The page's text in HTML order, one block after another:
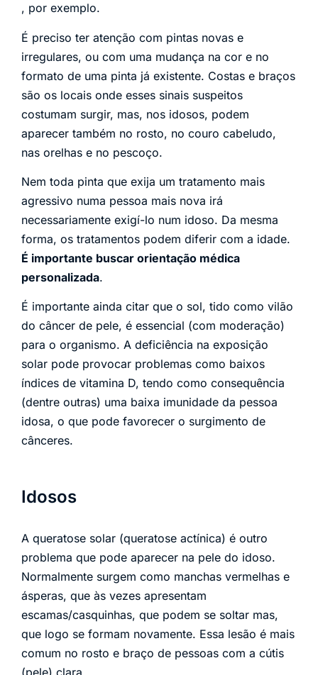
, por exemplo.
É preciso ter atenção com pintas novas e
irregulares, ou com uma mudança na cor e no
formato de uma pinta já existente. Costas e braços
são os locais onde esses sinais suspeitos
costumam surgir, mas, nos idosos, podem
aparecer também no rosto, no couro cabeludo,
nas orelhas e no pescoço.
Nem toda pinta que exija um tratamento mais
agressivo numa pessoa mais nova irá
necessariamente exigí-lo num idoso. Da mesma
forma, os tratamentos podem diferir com a idade.
É importante buscar orientação médica
personalizada.
É importante ainda citar que o sol, tido como vilão
do câncer de pele, é essencial (com moderação)
para o organismo. A deficiência na exposição
solar pode provocar problemas como baixos
índices de vitamina D, tendo como consequência
(dentre outras) uma baixa imunidade da pessoa
idosa, o que pode favorecer o surgimento de
cânceres.
Idosos
A queratose solar (queratose actínica) é outro
problema que pode aparecer na pele do idoso.
Normalmente surgem como manchas vermelhas e
ásperas, que às vezes apresentam
escamas/casquinhas, que podem se soltar mas,
que logo se formam novamente. Essa lesão é mais
comum no rosto e braço de pessoas com a cútis